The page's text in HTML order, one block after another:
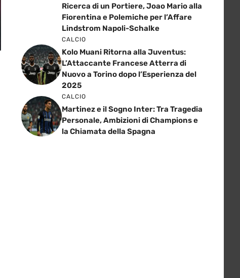
Ricerca di un Portiere, Joao Mario alla
Fiorentina e Polemiche per l’Affare
Lindstrom Napoli-Schalke
CALCIO
Kolo Muani Ritorna alla Juventus:
L’Attaccante Francese Atterra di
Nuovo a Torino dopo l’Esperienza del
2025
CALCIO
Martinez e il Sogno Inter: Tra Tragedia
Personale, Ambizioni di Champions e
la Chiamata della Spagna